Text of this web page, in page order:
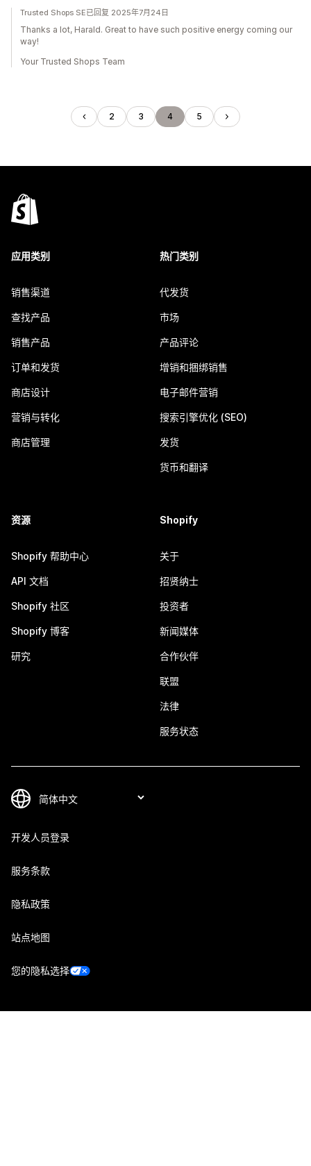
Trusted Shops SE已回复 2025年7月24日
Thanks a lot, Harald. Great to have such positive energy coming our
way!
Your Trusted Shops Team
2 3 4 5
应用类别
销售渠道
查找产品
销售产品
订单和发货
商店设计
营销与转化
商店管理
热门类别
代发货
市场
产品评论
增销和捆绑销售
电子邮件营销
搜索引擎优化 (SEO)
发货
货币和翻译
资源
Shopify 帮助中心
API 文档
Shopify 社区
Shopify 博客
研究
Shopify
关于
招贤纳士
投资者
新闻媒体
合作伙伴
联盟
法律
服务状态
开发人员登录
服务条款
隐私政策
站点地图
您的隐私选择